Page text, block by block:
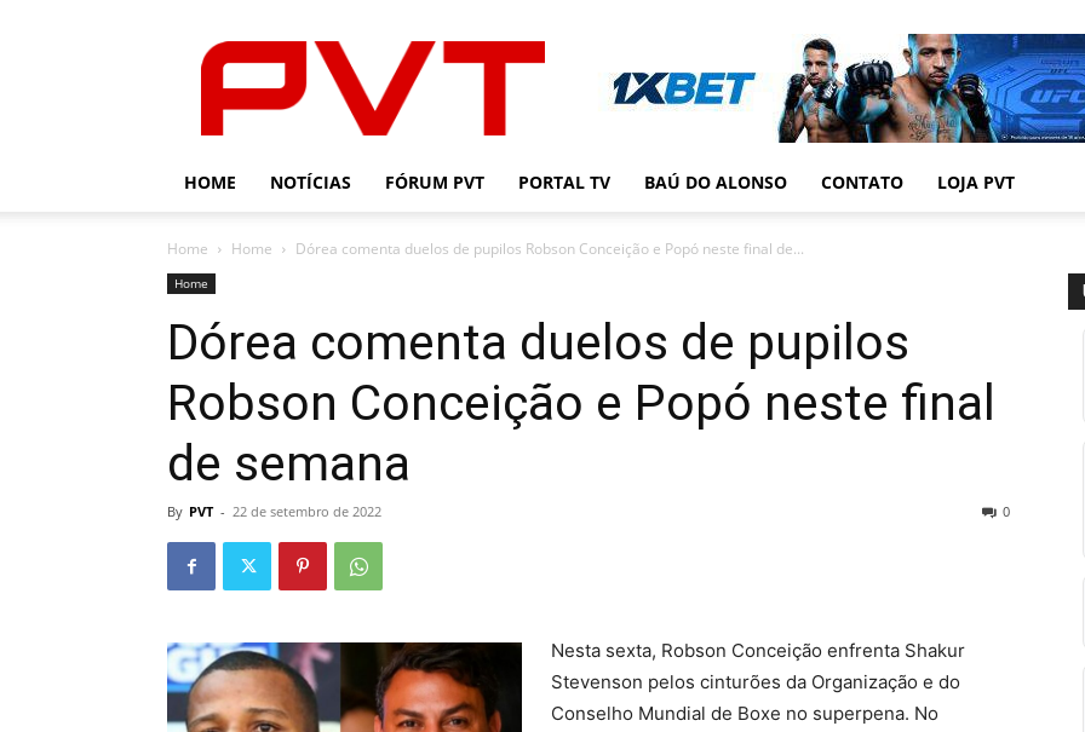
HOME NOTÍCIAS FÓRUM PVT PORTAL TV BAÚ DO ALONSO CONTATO LOJA PVT
Home Home Dórea comenta duelos de pupilos Robson Conceição e Popó neste final de...
Home
Dórea comenta duelos de pupilos
Robson Conceição e Popó neste final
de semana
By PVT - 22 de setembro de 2022 0
Nesta sexta, Robson Conceição enfrenta Shakur
Stevenson pelos cinturões da Organização e do
Conselho Mundial de Boxe no superpena. No